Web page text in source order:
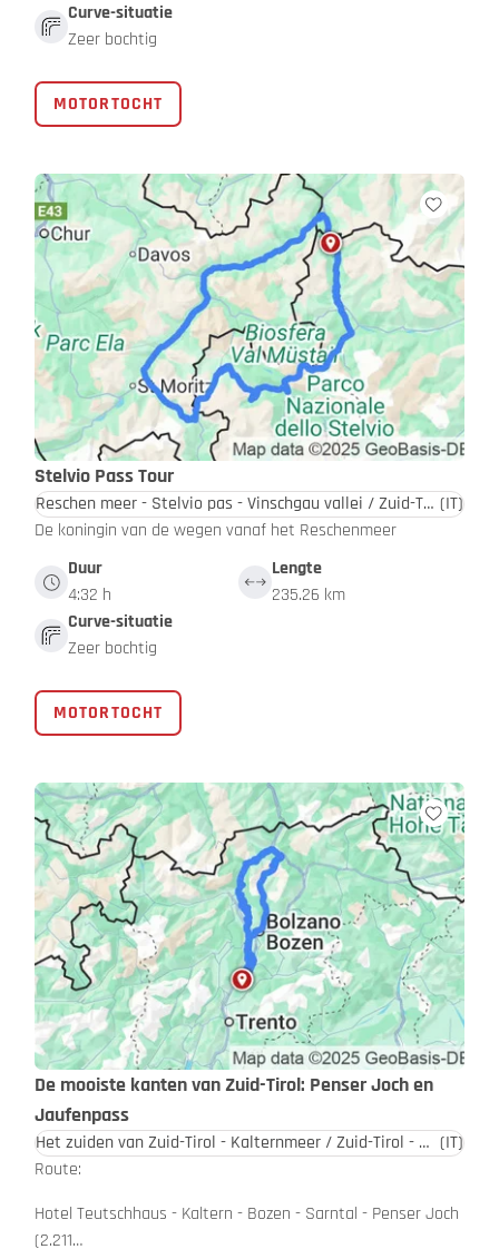
Curve-situatie
Zeer bochtig
MOTORTOCHT
Stelvio Pass Tour
Reschen meer - Stelvio pas - Vinschgau vallei / Zuid-Tirol - Dolomieten (IT)
De koningin van de wegen vanaf het Reschenmeer
Duur
4:32 h
Lengte
235.26 km
Curve-situatie
Zeer bochtig
MOTORTOCHT
De mooiste kanten van Zuid-Tirol: Penser Joch en
Jaufenpass
Het zuiden van Zuid-Tirol - Kalternmeer / Zuid-Tirol - Dolomieten (IT)
Route:
Hotel Teutschhaus - Kaltern - Bozen - Sarntal - Penser Joch
(2.211…